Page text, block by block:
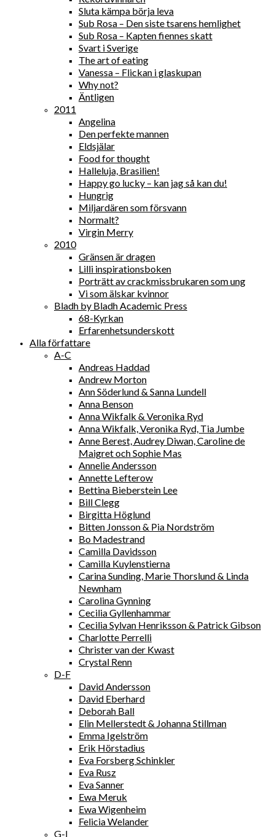
Sluta kämpa börja leva
Sub Rosa – Den siste tsarens hemlighet
Sub Rosa – Kapten fiennes skatt
Svart i Sverige
The art of eating
Vanessa – Flickan i glaskupan
Why not?
Äntligen
2011
Angelina
Den perfekte mannen
Eldsjälar
Food for thought
Halleluja, Brasilien!
Happy go lucky – kan jag så kan du!
Hungrig
Miljardären som försvann
Normalt?
Virgin Merry
2010
Gränsen är dragen
Lilli inspirationsboken
Porträtt av crackmissbrukaren som ung
Vi som älskar kvinnor
Bladh by Bladh Academic Press
68-Kyrkan
Erfarenhetsunderskott
Alla författare
A-C
Andreas Haddad
Andrew Morton
Ann Söderlund & Sanna Lundell
Anna Benson
Anna Wikfalk & Veronika Ryd
Anna Wikfalk, Veronika Ryd, Tia Jumbe
Anne Berest, Audrey Diwan, Caroline de
Maigret och Sophie Mas
Annelie Andersson
Annette Lefterow
Bettina Bieberstein Lee
Bill Clegg
Birgitta Höglund
Bitten Jonsson & Pia Nordström
Bo Madestrand
Camilla Davidsson
Camilla Kuylenstierna
Carina Sunding, Marie Thorslund & Linda
Newnham
Carolina Gynning
Cecilia Gyllenhammar
Cecilia Sylvan Henriksson & Patrick Gibson
Charlotte Perrelli
Christer van der Kwast
Crystal Renn
D-F
David Andersson
David Eberhard
Deborah Ball
Elin Mellerstedt & Johanna Stillman
Emma Igelström
Erik Hörstadius
Eva Forsberg Schinkler
Eva Rusz
Eva Sanner
Ewa Meruk
Ewa Wigenheim
Felicia Welander
G-I